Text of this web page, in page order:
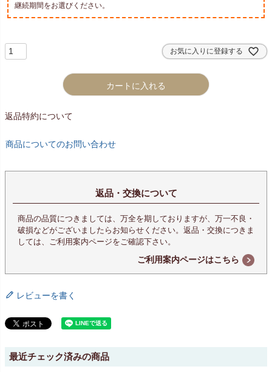
継続期間をお選びください。
お気に入りに登録する
カートに入れる
返品特約について
商品についてのお問い合わせ
返品・交換について
商品の品質につきましては、万全を期しておりますが、万一不良・
破損などがございましたらお知らせください。返品・交換につきま
しては、ご利用案内ページをご確認下さい。
ご利用案内ページはこちら
レビューを書く
最近チェック済みの商品